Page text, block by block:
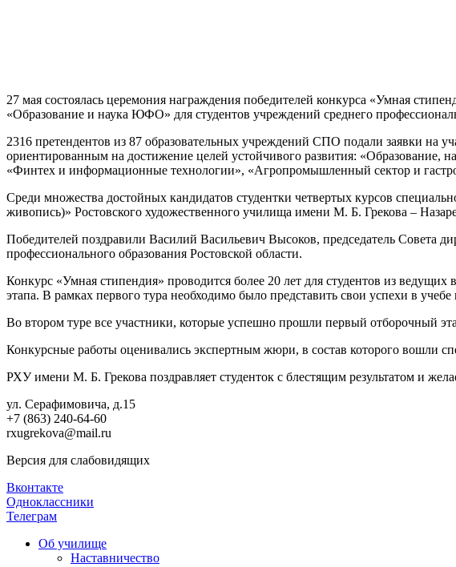
27 мая состоялась церемония награждения победителей конкурса «Умная
«Образование и наука ЮФО» для студентов учреждений среднего
2316 претендентов из 87 образовательных учреждений СПО подали заявки на
ориентированным на достижение целей устойчивого развития: «Образование,
«Финтех и информационные технологии», «Агропромышленный сектор и
Среди множества достойных кандидатов студентки четвертых курсов
живопись)» Ростовского художественного училища имени М. Б. Грекова –
Победителей поздравили Василий Васильевич Высоков, председатель Совета
профессионального образования Ростовской области.
Конкурс «Умная стипендия» проводится более 20 лет для студентов из
этапа. В рамках первого тура необходимо было представить свои успехи в
Во втором туре все участники, которые успешно прошли первый отборочный
Конкурсные работы оценивались экспертным жюри, в состав которого вошли
РХУ имени М. Б. Грекова поздравляет студенток с блестящим результатом и
ул. Серафимовича, д.15
+7 (863) 240-64-60
rxugrekova@mail.ru
Версия для слабовидящих
Вконтакте
Одноклассники
Телеграм
Об училище
Наставничество